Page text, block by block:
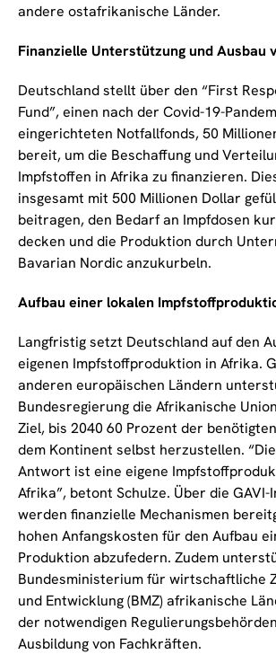
andere ostafrikanische Länder.
Finanzielle Unterstützung und Ausbau
Deutschland stellt über den “First
Fund”, einen nach der Covid-19-
eingerichteten Notfallfonds, 50
bereit, um die Beschaffung und
Impfstoffen in Afrika zu finanzieren.
insgesamt mit 500 Millionen Dollar
beitragen, den Bedarf an Impfdosen
decken und die Produktion durch
Bavarian Nordic anzukurbeln.
Aufbau einer lokalen
Langfristig setzt Deutschland auf den
eigenen Impfstoffproduktion in Afrika.
anderen europäischen Ländern
Bundesregierung die Afrikanische
Ziel, bis 2040 60 Prozent der
dem Kontinent selbst herzustellen.
Antwort ist eine eigene
Afrika”, betont Schulze. Über die GAVI-
werden finanzielle Mechanismen
hohen Anfangskosten für den Aufbau
Produktion abzufedern. Zudem
Bundesministerium für wirtschaftliche
und Entwicklung (BMZ) afrikanische
der notwendigen
Ausbildung von Fachkräften.